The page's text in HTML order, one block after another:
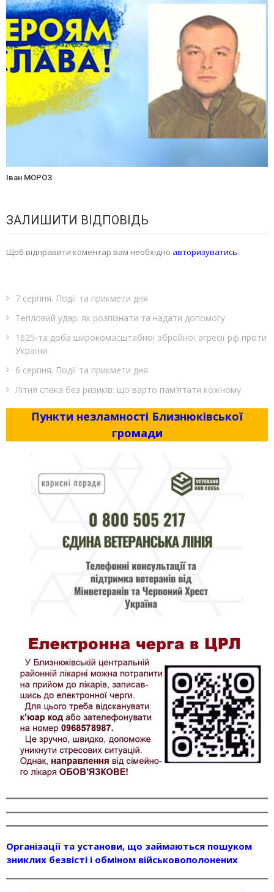
Іван МОРОЗ
ЗАЛИШИТИ ВІДПОВІДЬ
Щоб відправити коментар вам необхідно авторизуватись.
7 серпня. Події та прикмети дня
Тепловий удар: як розпізнати та надати допомогу
1625-та доба широкомасштабної збройної агресії рф проти
України.
6 серпня. Події та прикмети дня
Літня спека без ризиків: що варто пам’ятати кожному
Пункти незламності Близнюківської
громади
Організації та установи, що займаються пошуком
зниклих безвісті і обміном військовополонених